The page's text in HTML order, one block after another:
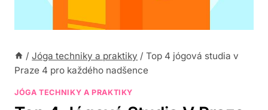
/ Jóga techniky a praktiky / Top 4 jógová studia v
Praze 4 pro každého nadšence
JÓGA TECHNIKY A PRAKTIKY